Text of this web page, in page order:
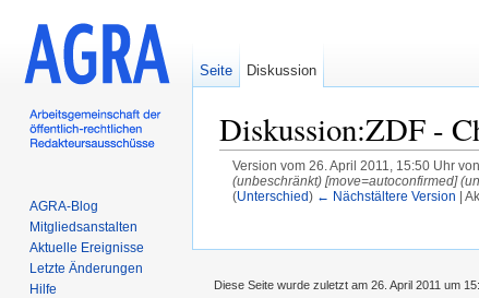
Diskussion:ZDF -
Version vom 26. April 2011, 15:50 Uhr von
(unbeschränkt) [move=autoconfirmed]
(Unterschied) ← Nächstältere Version |
Seite Diskussion
AGRA-Blog
Mitgliedsanstalten
Aktuelle Ereignisse
Letzte Änderungen
Hilfe
Diese Seite wurde zuletzt am 26. April 2011 um